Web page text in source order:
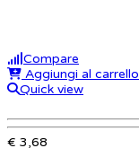
Compare
Aggiungi al carrello
Quick view
€ 3,68